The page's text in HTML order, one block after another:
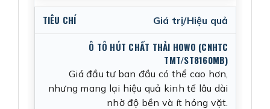
Giá trị/Hiệu quả
Giá đầu tư ban đầu có thể cao hơn,
nhưng mang lại hiệu quả kinh tế lâu dài
nhờ độ bền và ít hỏng vặt.